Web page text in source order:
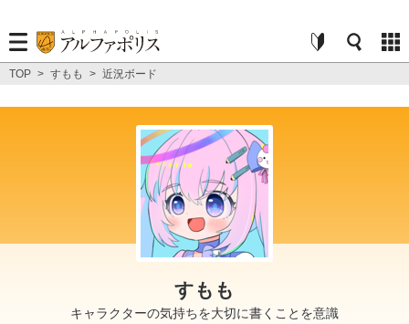
TOP > すもも > 近況ボード
すもも
キャラクターの気持ちを大切に書くことを意識